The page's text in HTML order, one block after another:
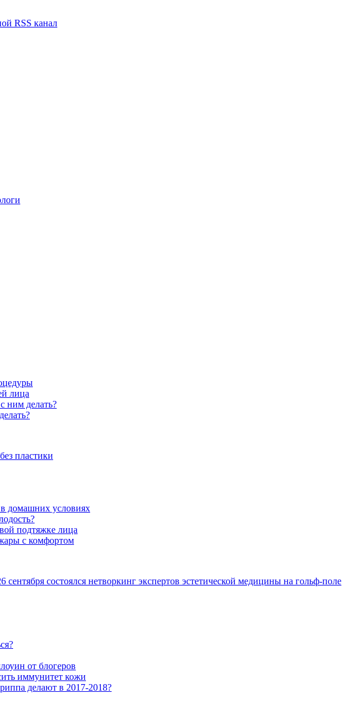
лица
ним делать?
пластики
домашних условиях
подтяжке лица
с комфортом
состоялся нетворкинг экспертов эстетической медицины на гольф-поле
от блогеров
иммунитет кожи
делают в 2017-2018?